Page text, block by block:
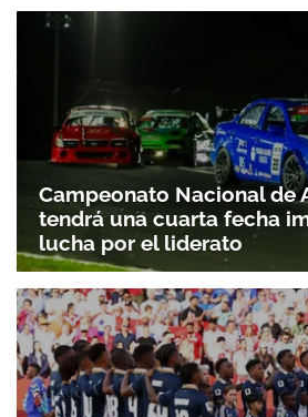
Campeonato Nacional de
tendrá una cuarta fecha
lucha por el liderato